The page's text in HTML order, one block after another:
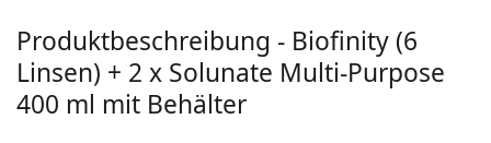
Produktbeschreibung - Biofinity (6
Linsen) + 2 x Solunate Multi-Purpose
400 ml mit Behälter